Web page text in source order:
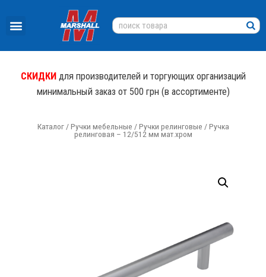
СКИДКИдля производителей и торгующих организаций
минимальный заказ от 500 грн (в ассортименте)
Каталог/Ручки мебельные /Ручки релинговые / Ручка
релинговая – 12/512 мм мат.хром